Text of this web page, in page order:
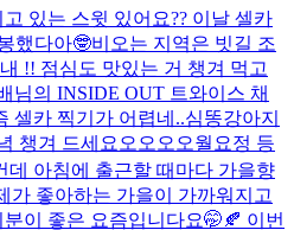
있는 스윗 있어요?? 이날 셀카
했다아🤓비오는 지역은 빗길 조
!! 점심도 맛있는 거 챙겨 먹고
님의 INSIDE OUT 트와이스 채
셀카 찍기가 어렵네..심똥강아지
챙겨 드세요오오오오월요정 등
데 아침에 출근할 때마다 가을향
가 좋아하는 가을이 가까워지고
이 좋은 요즘입니다요🤭🍂 이번